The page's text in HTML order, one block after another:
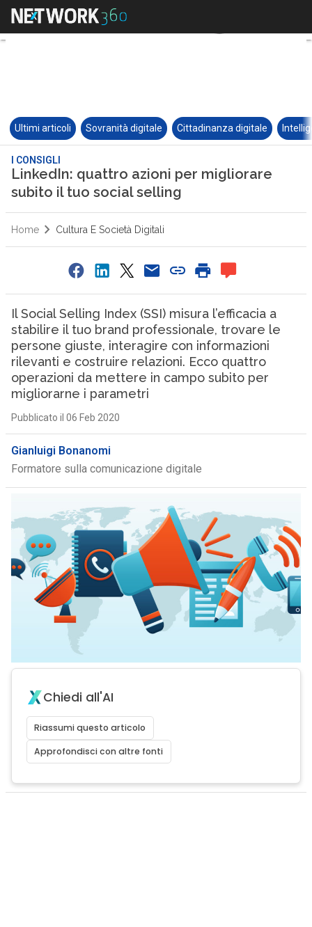
Ultimi articoli Sovranità digitale Cittadinanza digitale
I CONSIGLI
LinkedIn: quattro azioni per migliorare
subito il tuo social selling
Home Cultura E Società Digitali
Il Social Selling Index (SSI) misura l’efficacia a
stabilire il tuo brand professionale, trovare le
persone giuste, interagire con informazioni
rilevanti e costruire relazioni. Ecco quattro
operazioni da mettere in campo subito per
migliorarne i parametri
Pubblicato il 06 Feb 2020
Gianluigi Bonanomi
Formatore sulla comunicazione digitale
Chiedi all'AI
Riassumi questo articolo
Approfondisci con altre fonti